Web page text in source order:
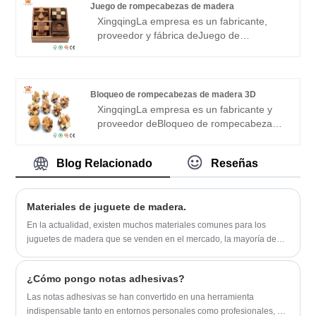
de modo que muchos clientes hayan
satisfecho nuestras tarjetas flash de
animales. Si estás interesado en nuestros
Juego de rompecabezas de madera
XingqingLa empresa es un fabricante,
proveedor y fábrica deJuego de
medio ambiente, nuestra fábrica está
certificada por FSC y BSCI y somos el
proveedor preferido de muchas grandes
Bloqueo de rompecabezas de madera 3D
XingqingLa empresa es un fabricante y
proveedor deBloqueo de rompecabezas
rompecabezas de madera, juegos de
mesa de ajedrez de madera y estas
clientes servicios personalizados
integrales. Nuestros productos se
exportan a Europa, Estados Unidos y
gracias a los elogios y la bienvenida de
los clientes. ¡Esperamos sinceramente
trabajar con usted para avanzar juntos y
lograr una cooperación beneficiosa para
Blog Relacionado Reseñas
Materiales de juguete de madera.
En la actualidad, existen muchos materiales comunes para los
juguetes de madera que se venden en el mercado, la mayoría de
¿Cómo pongo notas adhesivas?
Las notas adhesivas se han convertido en una herramienta
indispensable tanto en entornos personales como profesionales, ya